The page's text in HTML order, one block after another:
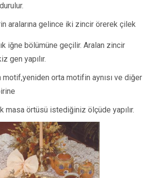
aralarına gelince iki zincir örerek çilek
iğne bölümüne geçilir. Aralan zincir
gen yapılır.
motif,yeniden orta motifin aynısı ve diğer
masa örtüsü istediğiniz ölçüde yapılır.